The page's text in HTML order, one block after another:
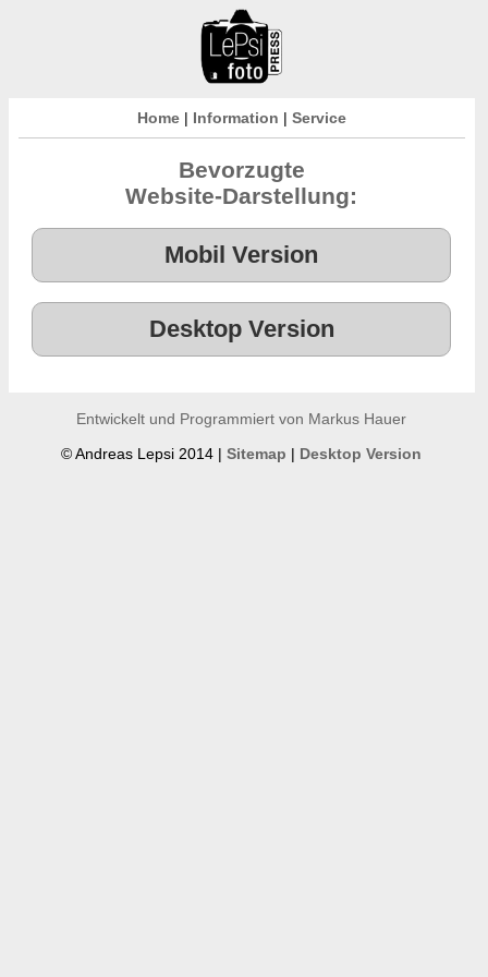
Home| Information | Service
Bevorzugte
Website-Darstellung:
Entwickelt und Programmiert von Markus Hauer
© Andreas Lepsi 2014 |Sitemap | Desktop Version